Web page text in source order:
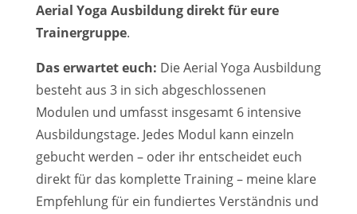
Aerial Yoga Ausbildung direkt für eure
Trainergruppe.
Das erwartet euch: Die Aerial Yoga Ausbildung
besteht aus 3 in sich abgeschlossenen
Modulen und umfasst insgesamt 6 intensive
Ausbildungstage. Jedes Modul kann einzeln
gebucht werden – oder ihr entscheidet euch
direkt für das komplette Training – meine klare
Empfehlung für ein fundiertes Verständnis und